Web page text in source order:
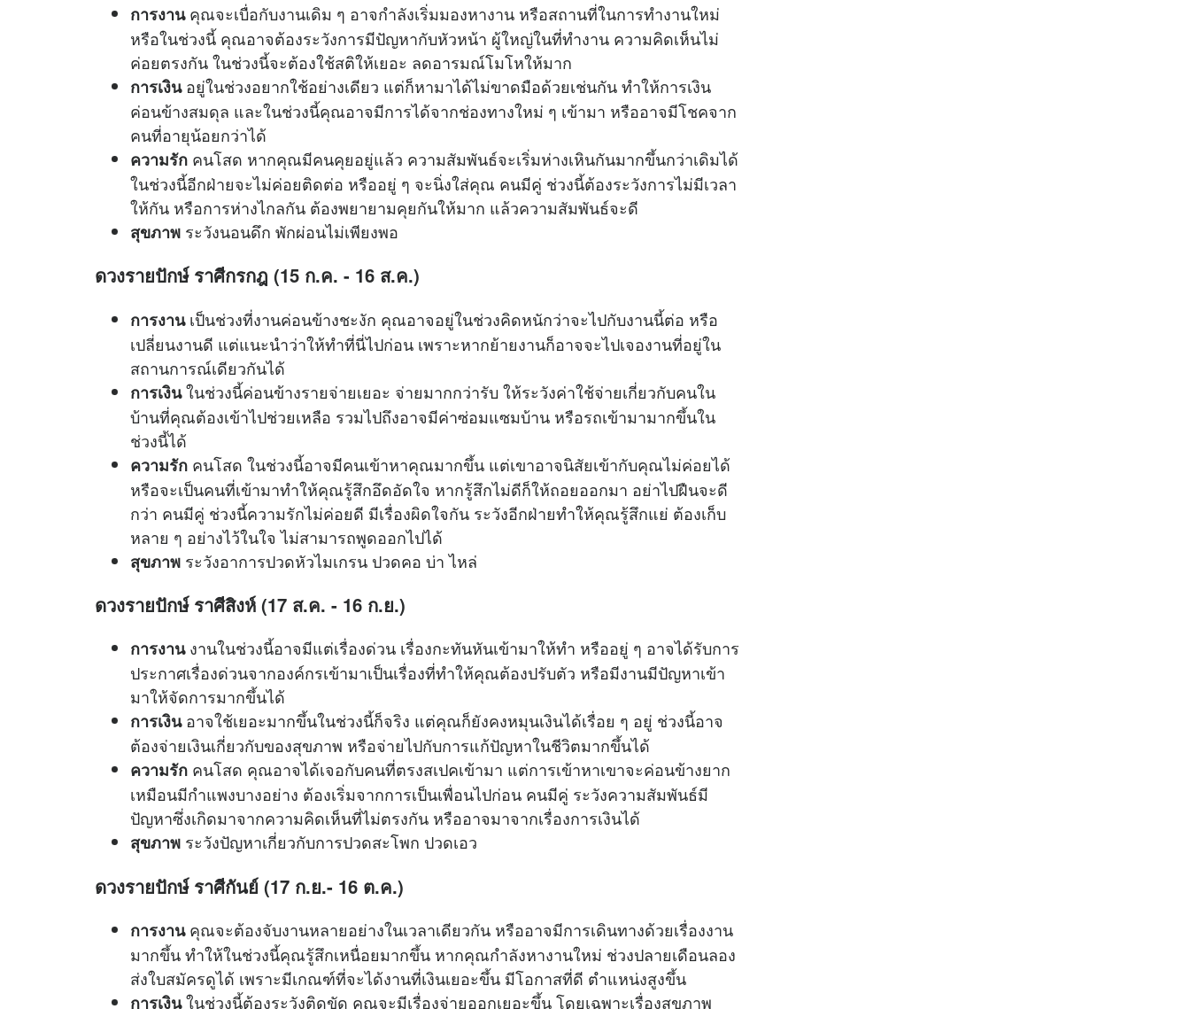
การงานคุณจะเบื่อกับงานเดิม ๆ อาจกำลังเริ่มมองหางาน หรือสถานที่ในการทำงานใหม่
หรือในช่วงนี้ คุณอาจต้องระวังการมีปัญหากับหัวหน้า ผู้ใหญ่ในที่ทำงาน ความคิดเห็นไม่
ค่อยตรงกัน ในช่วงนี้จะต้องใช้สติให้เยอะ ลดอารมณ์โมโหให้มาก
การเงินอยู่ในช่วงอยากใช้อย่างเดียว แต่ก็หามาได้ไม่ขาดมือด้วยเช่นกัน ทำให้การเงิน
ค่อนข้างสมดุล และในช่วงนี้คุณอาจมีการได้จากช่องทางใหม่ ๆ เข้ามา หรืออาจมีโชคจาก
คนที่อายุน้อยกว่าได้
ความรัก คนโสด หากคุณมีคนคุยอยู่แล้ว ความสัมพันธ์จะเริ่มห่างเหินกันมากขึ้นกว่าเดิมได้
ในช่วงนี้อีกฝ่ายจะไม่ค่อยติดต่อ หรืออยู่ ๆ จะนิ่งใส่คุณ คนมีคู่ ช่วงนี้ต้องระวังการไม่มีเวลา
ให้กัน หรือการห่างไกลกัน ต้องพยายามคุยกันให้มาก แล้วความสัมพันธ์จะดี
สุขภาพ ระวังนอนดึก พักผ่อนไม่เพียงพอ
ดวงรายปักษ์ ราศีกรกฎ (15 ก.ค. - 16 ส.ค.)
การงานเป็นช่วงที่งานค่อนข้างชะงัก คุณอาจอยู่ในช่วงคิดหนักว่าจะไปกับงานนี้ต่อ หรือ
เปลี่ยนงานดี แต่แนะนำว่าให้ทำที่นี่ไปก่อน เพราะหากย้ายงานก็อาจจะไปเจองานที่อยู่ใน
สถานการณ์เดียวกันได้
การเงินในช่วงนี้ค่อนข้างรายจ่ายเยอะ จ่ายมากกว่ารับ ให้ระวังค่าใช้จ่ายเกี่ยวกับคนใน
บ้านที่คุณต้องเข้าไปช่วยเหลือ รวมไปถึงอาจมีค่าซ่อมแซมบ้าน หรือรถเข้ามามากขึ้นใน
ช่วงนี้ได้
ความรัก คนโสด ในช่วงนี้อาจมีคนเข้าหาคุณมากขึ้น แต่เขาอาจนิสัยเข้ากับคุณไม่ค่อยได้
หรือจะเป็นคนที่เข้ามาทำให้คุณรู้สึกอึดอัดใจ หากรู้สึกไม่ดีก็ให้ถอยออกมา อย่าไปฝืนจะดี
กว่า คนมีคู่ ช่วงนี้ความรักไม่ค่อยดี มีเรื่องผิดใจกัน ระวังอีกฝ่ายทำให้คุณรู้สึกแย่ ต้องเก็บ
หลาย ๆ อย่างไว้ในใจ ไม่สามารถพูดออกไปได้
สุขภาพ ระวังอาการปวดหัวไมเกรน ปวดคอ บ่า ไหล่
ดวงรายปักษ์ ราศีสิงห์ (17 ส.ค. - 16 ก.ย.)
การงานงานในช่วงนี้อาจมีแต่เรื่องด่วน เรื่องกะทันหันเข้ามาให้ทำ หรืออยู่ ๆ อาจได้รับการ
ประกาศเรื่องด่วนจากองค์กรเข้ามาเป็นเรื่องที่ทำให้คุณต้องปรับตัว หรือมีงานมีปัญหาเข้า
มาให้จัดการมากขึ้นได้
การเงินอาจใช้เยอะมากขึ้นในช่วงนี้ก็จริง แต่คุณก็ยังคงหมุนเงินได้เรื่อย ๆ อยู่ ช่วงนี้อาจ
ต้องจ่ายเงินเกี่ยวกับของสุขภาพ หรือจ่ายไปกับการแก้ปัญหาในชีวิตมากขึ้นได้
ความรัก คนโสด คุณอาจได้เจอกับคนที่ตรงสเปคเข้ามา แต่การเข้าหาเขาจะค่อนข้างยาก
เหมือนมีกำแพงบางอย่าง ต้องเริ่มจากการเป็นเพื่อนไปก่อน คนมีคู่ ระวังความสัมพันธ์มี
ปัญหาซึ่งเกิดมาจากความคิดเห็นที่ไม่ตรงกัน หรืออาจมาจากเรื่องการเงินได้
สุขภาพ ระวังปัญหาเกี่ยวกับการปวดสะโพก ปวดเอว
ดวงรายปักษ์ ราศีกันย์ (17 ก.ย.- 16 ต.ค.)
การงานคุณจะต้องจับงานหลายอย่างในเวลาเดียวกัน หรืออาจมีการเดินทางด้วยเรื่องงาน
มากขึ้น ทำให้ในช่วงนี้คุณรู้สึกเหนื่อยมากขึ้น หากคุณกำลังหางานใหม่ ช่วงปลายเดือนลอง
ส่งใบสมัครดูได้ เพราะมีเกณฑ์ที่จะได้งานที่เงินเยอะขึ้น มีโอกาสที่ดี ตำแหน่งสูงขึ้น
การเงินในช่วงนี้ต้องระวังติดขัด คุณจะมีเรื่องจ่ายออกเยอะขึ้น โดยเฉพาะเรื่องสุขภาพ